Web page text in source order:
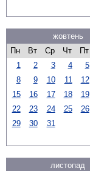
жовтень
Пн
Вт Ср Чт Пт
1
2 3 4 5
8
9 10 11 12
15
16 17 18 19
22
23 24 25 26
29
30 31
листопад